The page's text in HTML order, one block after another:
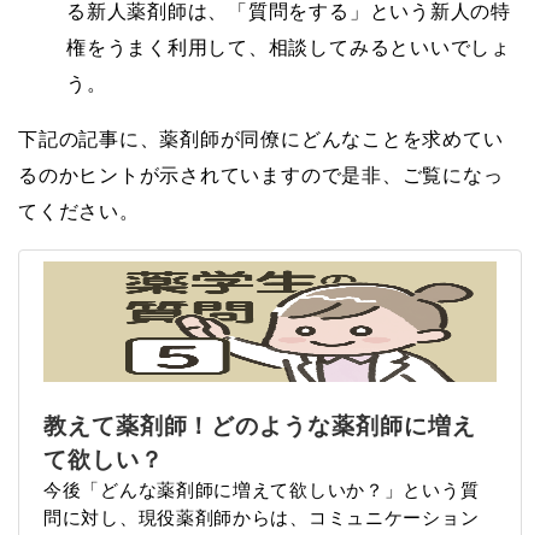
る新人薬剤師は、「質問をする」という新人の特
権をうまく利用して、相談してみるといいでしょ
う。
下記の記事に、薬剤師が同僚にどんなことを求めてい
るのかヒントが示されていますので是非、ご覧になっ
てください。
教えて薬剤師！どのような薬剤師に増え
て欲しい？
今後「どんな薬剤師に増えて欲しいか？」という質
問に対し、現役薬剤師からは、コミュニケーション